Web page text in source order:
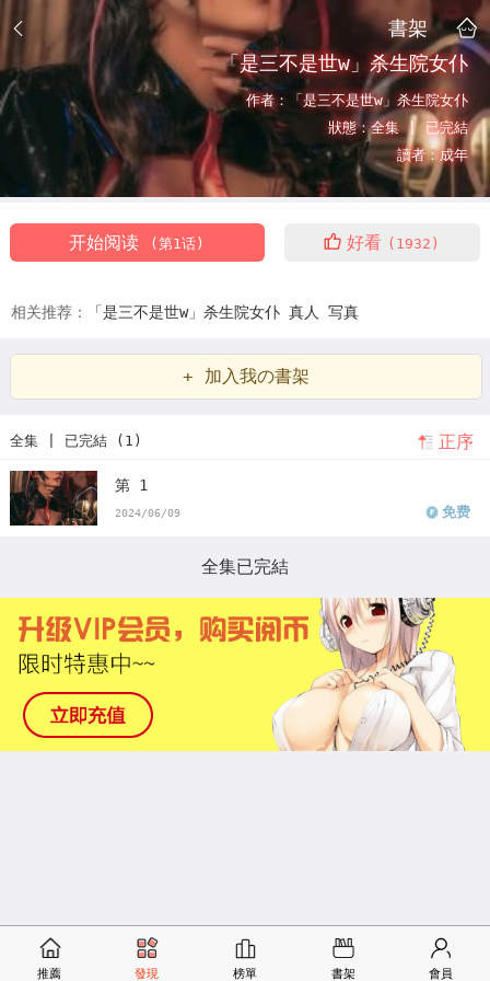
書架
「是三不是世w」杀生院女仆
作者：
「是三不是世w」杀生院女仆
狀態：全集 | 已完結
讀者：成年
开始阅读 (第1话) 好看 (1932)
相关推荐： 「是三不是世w」杀生院女仆 真人 写真
+ 加入我の書架
全集 | 已完結 (1) 正序
第 1
2024/06/09 免费
全集已完結
推薦 發現 榜單 書架 會員